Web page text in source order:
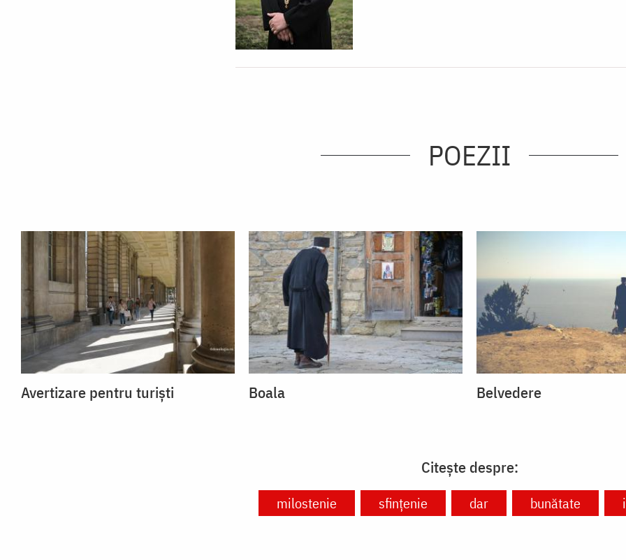
POEZII
Avertizare pentru turiști Boala Belvedere
Citește despre:
milostenie sfințenie dar bunătate